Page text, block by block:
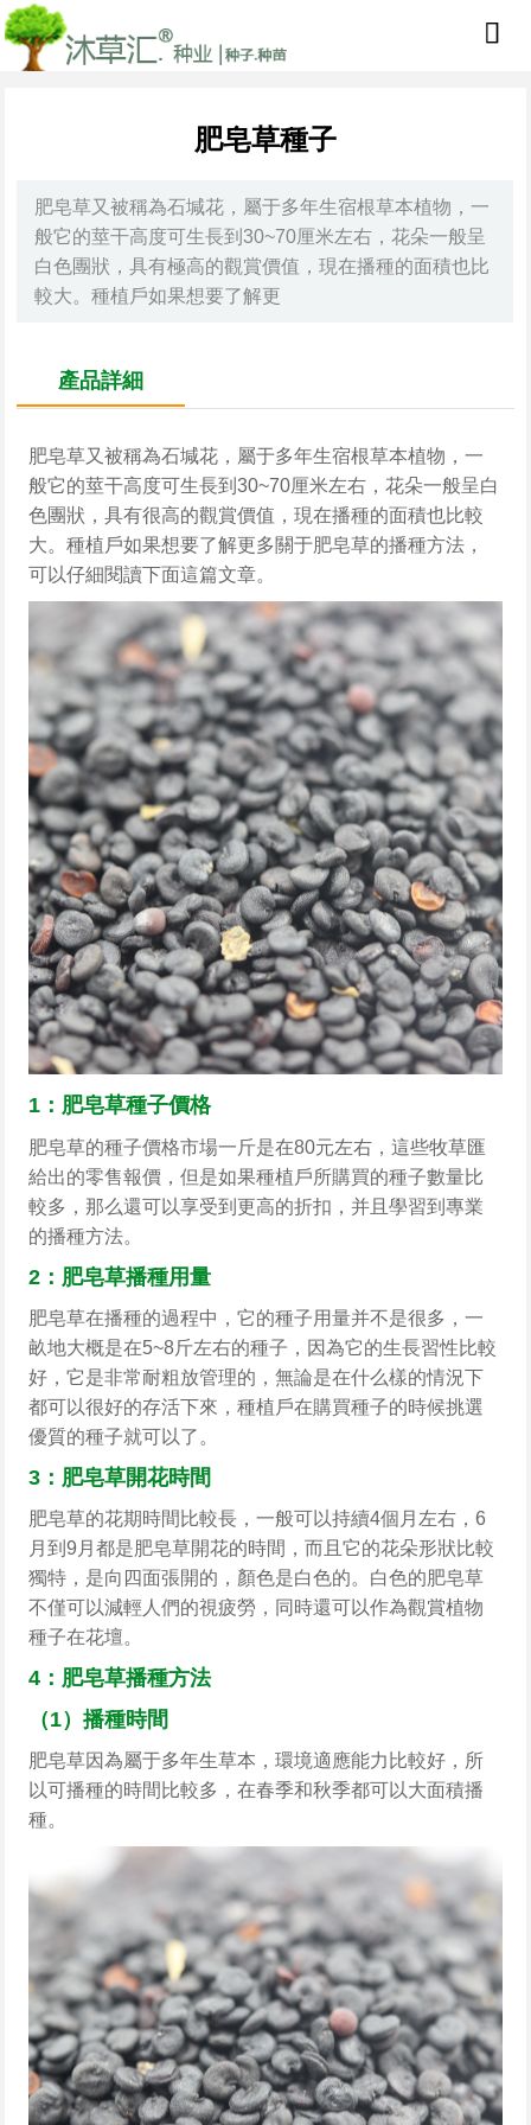
肥皂草種子
肥皂草又被稱為石堿花，屬于多年生宿根草本植物，一
般它的莖干高度可生長到30~70厘米左右，花朵一般呈
白色團狀，具有極高的觀賞價值，現在播種的面積也比
較大。種植戶如果想要了解更
產品詳細
肥皂草又被稱為石堿花，屬于多年生宿根草本植物，一
般它的莖干高度可生長到30~70厘米左右，花朵一般呈白
色團狀，具有很高的觀賞價值，現在播種的面積也比較
大。種植戶如果想要了解更多關于肥皂草的播種方法，
可以仔細閱讀下面這篇文章。
1： 肥皂草種子價格
肥皂草的種子價格市場一斤是在80元左右，這些牧草匯
給出的零售報價，但是如果種植戶所購買的種子數量比
較多，那么還可以享受到更高的折扣，并且學習到專業
的播種方法。
2：肥皂草播種用量
肥皂草在播種的過程中，它的種子用量并不是很多，一
畝地大概是在5~8斤左右的種子，因為它的生長習性比較
好，它是非常耐粗放管理的，無論是在什么樣的情況下
都可以很好的存活下來，種植戶在購買種子的時候挑選
優質的種子就可以了。
3：肥皂草開花時間
肥皂草的花期時間比較長，一般可以持續4個月左右，6
月到9月都是肥皂草開花的時間，而且它的花朵形狀比較
獨特，是向四面張開的，顏色是白色的。白色的肥皂草
不僅可以減輕人們的視疲勞，同時還可以作為觀賞植物
種子在花壇。
4：肥皂草播種方法
（1）播種時間
肥皂草因為屬于多年生草本，環境適應能力比較好，所
以可播種的時間比較多，在春季和秋季都可以大面積播
種。